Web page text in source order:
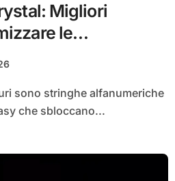
Migliori
le
che sbloccano...